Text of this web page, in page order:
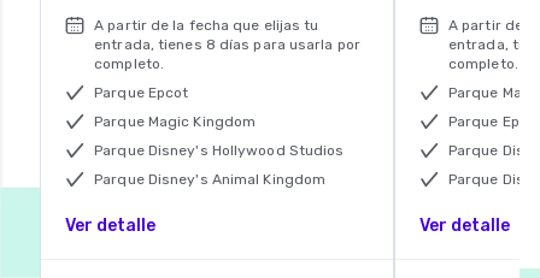
A partir de la fecha que elijas tu
entrada, tienes 8 días para usarla por
completo.
Parque Epcot
Parque Magic Kingdom
Parque Disney's Hollywood Studios
Parque Disney's Animal Kingdom
Ver detalle
A partir de
entrada,
completo.
Parque
Parque
Parque
Parque
Ver detalle